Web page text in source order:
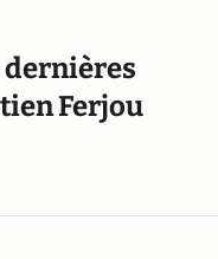
dernières
Ferjou